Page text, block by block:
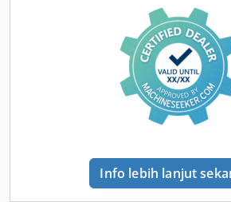
dapat disesuaikan Panel kontrol dapat
Pelindung paralel dengan kontrol
aluminium dianodisasi Penyesuaian
elektrik Penyesuaian putaran secara
3 sumbu Tampilan digital untuk
digital untuk sudut potong Chodszkvy
Tampilan digital untuk pelindung
Tampilan garis potong laser Panjang
potong mm sekitar: 2905mm
sekitar: 150 Diameter mata pisau
Dapat diputar hingga °: 45,5
Info lebih lanjut